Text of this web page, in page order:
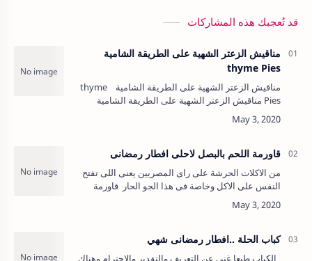
قد تُعجبك هذه المشاركات
مناقيش الزعتر الشهية على الطريقة الشامية
thyme Pies
مناقيش الزعتر الشهية على الطريقة الشامية thyme
Pies مناقيش الزعتر الشهية على الطريقة الشامية
ال…
قاورمة اللحم بالبصل لاحلى افطار رمضانى
من الاكلات الحرشة على راى المصريين يعنى اللى تفتح
النفس على الاكل وخاصة فى هذا الجو الحار قاورمة
اللحم وهى سهلة جدا فى صنعها فهى لا تحتاج سوى حلة
واحدة للطبخ يعنى م…
كباب الحلة ..افطار رمضانى شهي
الكباب طبعا غنى عن التعريف والتقدير والاحترام وهناك